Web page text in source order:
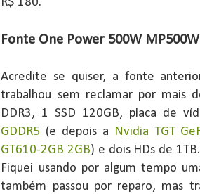
Fonte One Power 500W
Acredite se quiser, a fonte
trabalhou sem reclamar por mais
DDR3, 1 SSD 120GB, placa de
GDDR5 (e depois a Nvidia TGT
GT610-2GB 2GB) e dois HDs de
Fiquei usando por algum tempo
também passou por reparo, mas